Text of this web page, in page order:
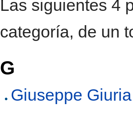
Las siguientes 4
categoría, de un
G
Giuseppe Giuria